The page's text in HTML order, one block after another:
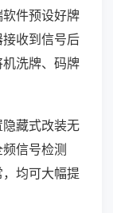
件预设好牌
收到信号后
洗牌、码牌
藏式改装无
信号检测
均可大幅提